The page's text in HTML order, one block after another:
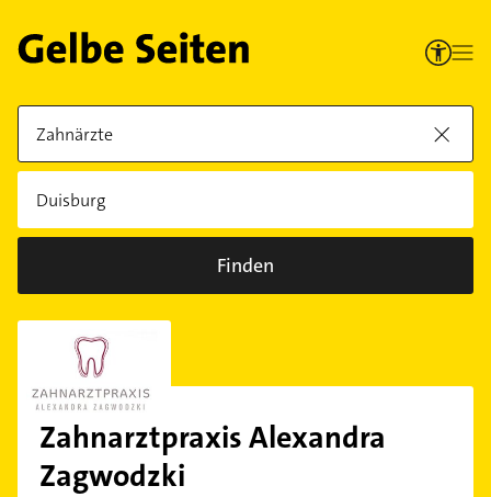
Finden
Zahnarztpraxis Alexandra
Zagwodzki